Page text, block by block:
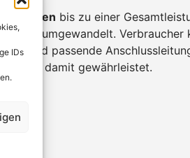
IDs
Anlagen bis zu einer
umgewandelt. Verbraucher
und passende
ist damit gewährleistet.